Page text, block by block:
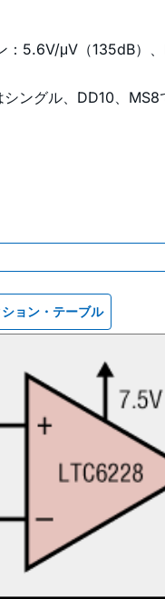
：5.6V/μV（135dB）
ングル、DD10、MS8
ョン・テーブル